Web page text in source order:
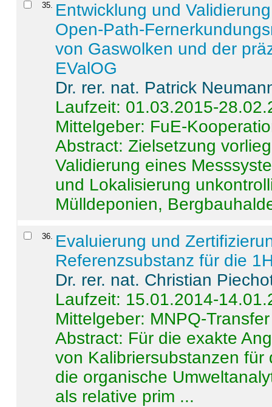
35. Entwicklung und
Open-Path-
von Gaswolken und der
EValOG
Dr. rer. nat. Patrick
Laufzeit: 01.03.2015-
Mittelgeber: FuE-
Abstract:Zielsetzung
Validierung eines
und Lokalisierung
Mülldeponien,
36. Evaluierung und
Referenzsubstanz für die
Dr. rer. nat. Christian
Laufzeit: 15.01.2014-
Mittelgeber: MNPQ-Transfer
Abstract: Für die exakte
von Kalibriersubstanzen
die organische
als relative prim ...